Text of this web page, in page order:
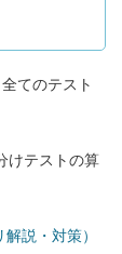
てのテスト
けテストの算
説・対策）
テスト
策